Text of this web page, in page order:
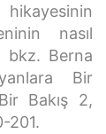
nasıl
bkz. Berna
Bir
Bakış 2,
201.